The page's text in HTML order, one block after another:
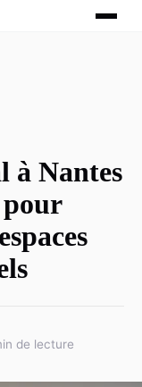
à Nantes
de lecture